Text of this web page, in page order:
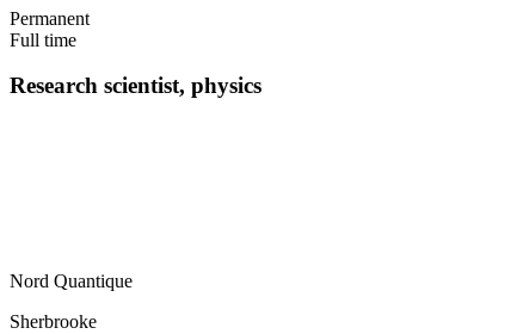
Permanent
Full time
Research scientist, physics
Nord Quantique
Sherbrooke